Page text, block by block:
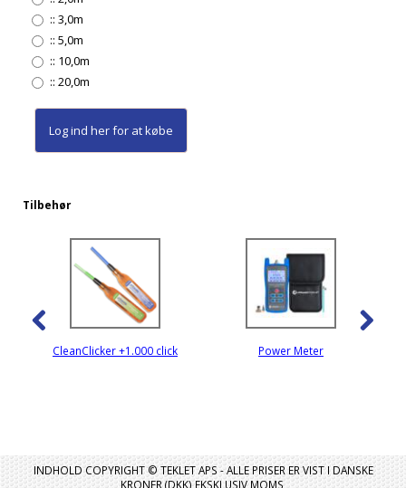
:: 3,0m
:: 5,0m
:: 10,0m
:: 20,0m
Log ind herfor at købe
Tilbehør
CleanClicker +1.000 click Power Meter
INDHOLD COPYRIGHT © TEKLET APS - ALLE PRISER ER VIST I DANSKE
KRONER (DKK) EKSKLUSIV MOMS